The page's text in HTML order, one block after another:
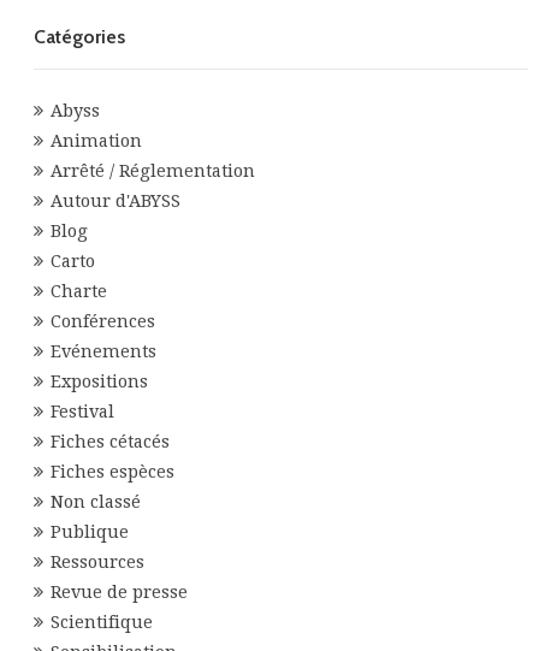
Catégories
Abyss
Animation
Arrêté / Réglementation
Autour d'ABYSS
Blog
Carto
Charte
Conférences
Evénements
Expositions
Festival
Fiches cétacés
Fiches espèces
Non classé
Publique
Ressources
Revue de presse
Scientifique